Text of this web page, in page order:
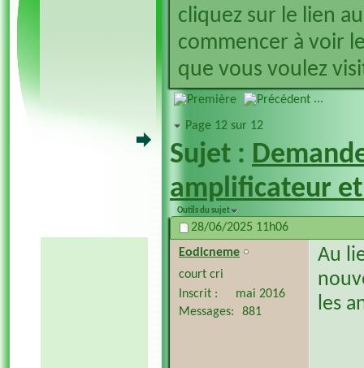
cliquez sur le lien
commencer à voir
que vous voulez
...
Page 12 sur 12
Sujet :
amplificateur
Outils du sujet
28/06/2025 11h06
Eodicneme
court cri
Inscrit
mai 2016
Messages
881
Au
les